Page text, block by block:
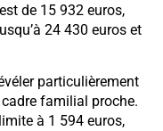
de 15 932 euros,
24 430 euros et
particulièrement
familial proche.
à 1 594 euros,